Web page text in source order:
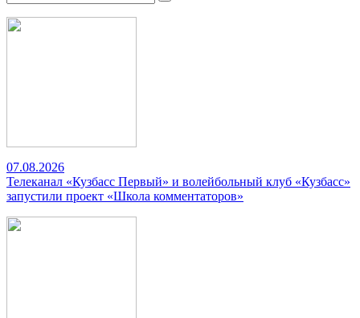
07.08.2026
Телеканал «Кузбасс Первый» и волейбольный клуб «Кузбасс»
запустили проект «Школа комментаторов»